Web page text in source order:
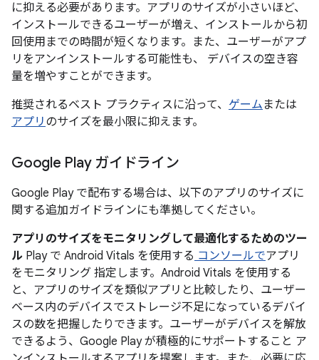
に抑える必要があります。アプリのサイズが小さいほど、
インストールできるユーザーが増え、インストールから初
回使用までの時間が短くなります。また、ユーザーがアプ
リをアンインストールする可能性も、 デバイスの空き容
量を増やすことができます。
推奨されるベスト プラクティスに沿って、 ゲーム または
アプリ のサイズを最小限に抑えます。
Google Play ガイドライン
Google Play で配布する場合は、以下のアプリのサイズに
関する追加ガイドラインにも準拠してください。
アプリのサイズをモニタリングして最適化するためのツー
ル Play で Android Vitals を使用する コンソールでアプリ
をモニタリング 指定します。Android Vitals を使用する
と、アプリのサイズを類似アプリと比較したり、ユーザー
ベース内のデバイスでストレージ不足になっているデバイ
スの数を把握したりできます。ユーザーがデバイスを解放
できるよう、Google Play が積極的にサポートすること ア